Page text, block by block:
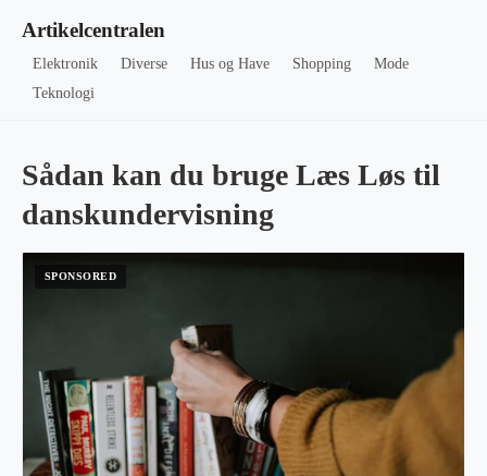
Artikelcentralen
Elektronik Diverse Hus og Have Shopping
Mode
Teknologi
Sådan kan du bruge Læs Løs til
danskundervisning